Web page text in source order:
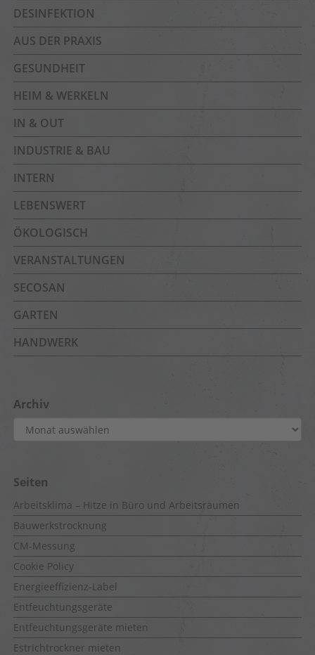
DESINFEKTION
AUS DER PRAXIS
GESUNDHEIT
HEIM & WERKELN
IN & OUT
INDUSTRIE & BAU
INTERN
LEBENSWERT
ÖKOLOGISCH
VERANSTALTUNGEN
SECOSAN
GARTEN
HANDWERK
Archiv
Archiv
Seiten
Arbeitsklima – Hitze in Büro und Arbeitsräumen
Bauwerkstrocknung
CM-Messung
Cookie Policy
Energieeffizienz-Label
Entfeuchtungsgeräte
Entfeuchtungsgeräte mieten
Estrichtrockner mieten